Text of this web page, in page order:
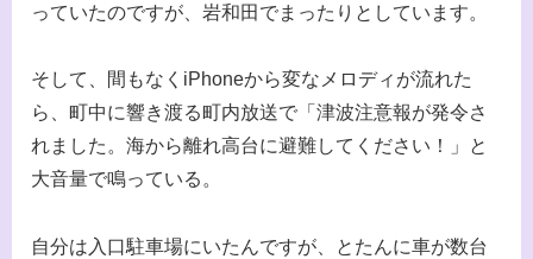
っていたのですが、岩和田でまったりとしています。
そして、間もなくiPhoneから変なメロディが流れた
ら、町中に響き渡る町内放送で「津波注意報が発令さ
れました。海から離れ高台に避難してください！」と
大音量で鳴っている。
自分は入口駐車場にいたんですが、とたんに車が数台